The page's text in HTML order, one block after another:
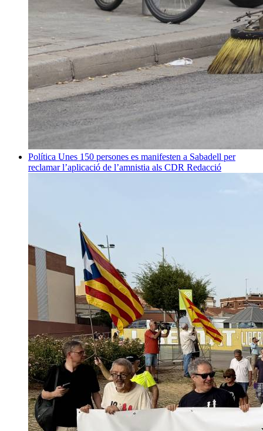
Política Unes 150 persones es manifesten a Sabadell per
reclamar l’aplicació de l’amnistia als CDR Redacció